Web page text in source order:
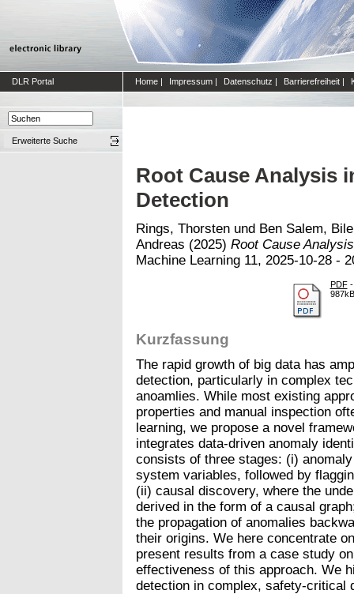
DLR Portal Home | Impressum | Datenschutz | Barrierefreiheit |
Erweiterte Suche
Root Cause Analysis
Detection
Rings, Thorsten und Ben Salem,
Andreas (2025) Root Cause
Machine Learning 11, 2025-10-28 -
PDF-
987kB
Kurzfassung
The rapid growth of big data has
detection, particularly in complex
anoamlies. While most existing
properties and manual inspection
learning, we propose a novel
integrates data-driven anomaly
consists of three stages: (i)
system variables, followed by
(ii) causal discovery, where the
derived in the form of a causal
the propagation of anomalies
their origins. We here concentrate
present results from a case study
effectiveness of this approach. We
detection in complex, safety-critical